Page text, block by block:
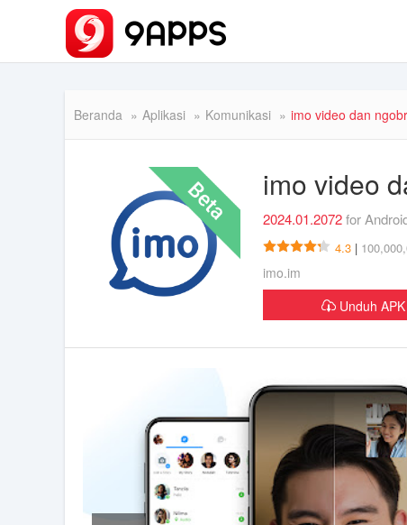
Beranda Aplikasi Komunikasi imo video dan
imo video
2024.01.2072for
4.3 |
imo.im
Unduh APK